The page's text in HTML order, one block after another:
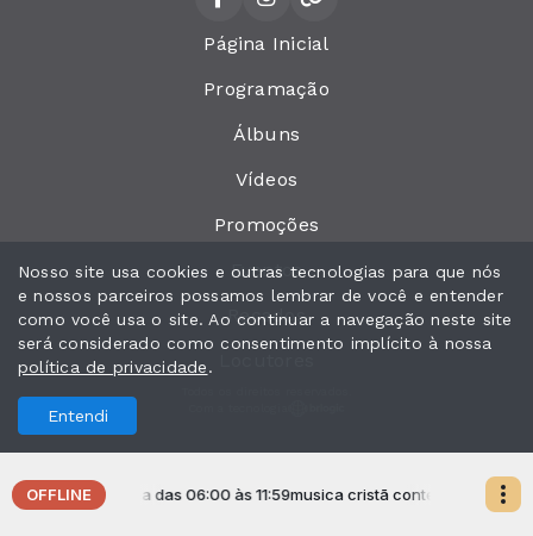
OFFLINE
contemporanea das 06:00 às 11:59musica cristã contemporanea
Página Inicial
Programação
Álbuns
Vídeos
Promoções
Eventos
Recados
Nosso site usa cookies e outras tecnologias para que nós
e nossos parceiros possamos lembrar de você e entender
como você usa o site. Ao continuar a navegação neste site
será considerado como consentimento implícito à nossa
política de privacidade.
Entendi